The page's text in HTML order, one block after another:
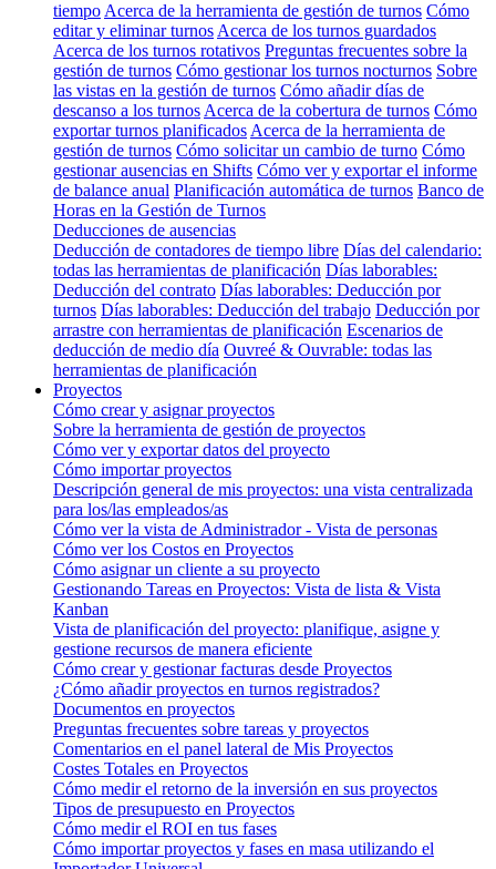
tiempo Acerca de la herramienta de gestión de turnos Cómo
editar y eliminar turnos Acerca de los turnos guardados
Acerca de los turnos rotativos Preguntas frecuentes sobre la
gestión de turnos Cómo gestionar los turnos nocturnos Sobre
las vistas en la gestión de turnos Cómo añadir días de
descanso a los turnos Acerca de la cobertura de turnos Cómo
exportar turnos planificados Acerca de la herramienta de
gestión de turnos Cómo solicitar un cambio de turno Cómo
gestionar ausencias en Shifts Cómo ver y exportar el informe
de balance anual Planificación automática de turnos Banco de
Horas en la Gestión de Turnos
Deducciones de ausencias
Deducción de contadores de tiempo libre Días del calendario:
todas las herramientas de planificación Días laborables:
Deducción del contrato Días laborables: Deducción por
turnos Días laborables: Deducción del trabajo Deducción por
arrastre con herramientas de planificación Escenarios de
deducción de medio día Ouvreé & Ouvrable: todas las
herramientas de planificación
Proyectos
Cómo crear y asignar proyectos
Sobre la herramienta de gestión de proyectos
Cómo ver y exportar datos del proyecto
Cómo importar proyectos
Descripción general de mis proyectos: una vista centralizada
para los/las empleados/as
Cómo ver la vista de Administrador - Vista de personas
Cómo ver los Costos en Proyectos
Cómo asignar un cliente a su proyecto
Gestionando Tareas en Proyectos: Vista de lista & Vista
Kanban
Vista de planificación del proyecto: planifique, asigne y
gestione recursos de manera eficiente
Cómo crear y gestionar facturas desde Proyectos
¿Cómo añadir proyectos en turnos registrados?
Documentos en proyectos
Preguntas frecuentes sobre tareas y proyectos
Comentarios en el panel lateral de Mis Proyectos
Costes Totales en Proyectos
Cómo medir el retorno de la inversión en sus proyectos
Tipos de presupuesto en Proyectos
Cómo medir el ROI en tus fases
Cómo importar proyectos y fases en masa utilizando el